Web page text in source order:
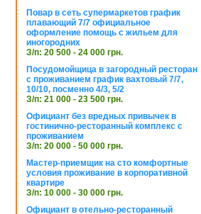
Повар в сеть супермаркетов график
плавающий 7/7 официальное
оформление помощь с жильем для
иногородних
З/п: 20 500 - 24 000 грн.
Посудомойщица в загородный ресторан
с проживанием график вахтовый 7/7,
10/10, посменно 4/3, 5/2
З/п: 21 000 - 23 500 грн.
Официант без вредных привычек в
гостинично-ресторанный комплекс с
проживанием
З/п: 20 000 - 50 000 грн.
Мастер-приемщик на сто комфортные
условия проживание в корпоративной
квартире
З/п: 10 000 - 30 000 грн.
Официант в отельно-ресторанный